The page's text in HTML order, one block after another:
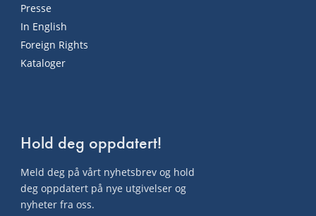
Presse
In English
Foreign Rights
Kataloger
Hold deg oppdatert!
Meld deg på vårt nyhetsbrev og hold
deg oppdatert på nye utgivelser og
nyheter fra oss.